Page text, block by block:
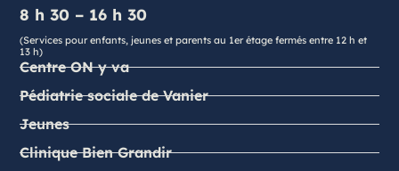
8 h 30 – 16 h 30
(Services pour enfants, jeunes et parents au 1er étage fermés entre 12 h et
13 h)
Centre ON y va
Pédiatrie sociale de Vanier
Jeunes
Clinique Bien Grandir